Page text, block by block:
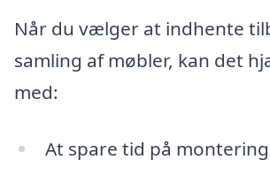
Når du vælger at indhente
samling af møbler, kan det
med:
At spare tid på